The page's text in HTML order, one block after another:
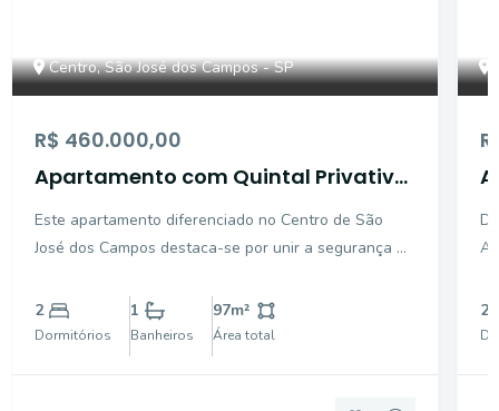
Centro, São José dos Campos - SP
R$ 460.000,00
Apartamento com Quintal Privativo
Este apartamento diferenciado no Centro de São
José dos Campos destaca-se por unir a segurança de
liberdade de uma casa. Com 97 m² de área total e
quintal privativo de 30 m², a unidade oferece
excelente ilumi
2
Dormitórios
1
Banheiros
97m²
Área total
2